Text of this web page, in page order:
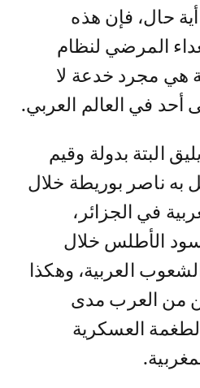
حال، فإن هذه
المرضي لنظام
هي مجرد خدعة لا
أحد في العالم العربي.
البتة بدولة وقيم
به ناصر بوريطة خلال
في الجزائر،
الأطلس خلال
العربية، وهكذا
من العرب مدى
الطغمة العسكرية